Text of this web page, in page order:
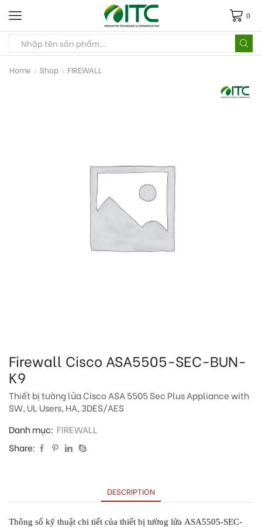
0
Home Shop FIREWALL
Firewall Cisco ASA5505-SEC-BUN-
K9
Thiết bị tường lửa Cisco ASA 5505 Sec Plus Appliance with
SW, UL Users, HA, 3DES/AES
Danh mục: FIREWALL
Share:
DESCRIPTION
Thông số kỹ thuật chi tiết của thiết bị tường lửa ASA5505-SEC-